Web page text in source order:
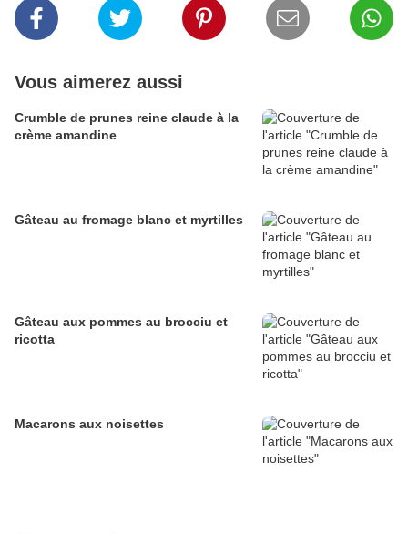
Vous aimerez aussi
Crumble de prunes reine claude à la
crème amandine
Gâteau au fromage blanc et myrtilles
Gâteau aux pommes au brocciu et
ricotta
Macarons aux noisettes